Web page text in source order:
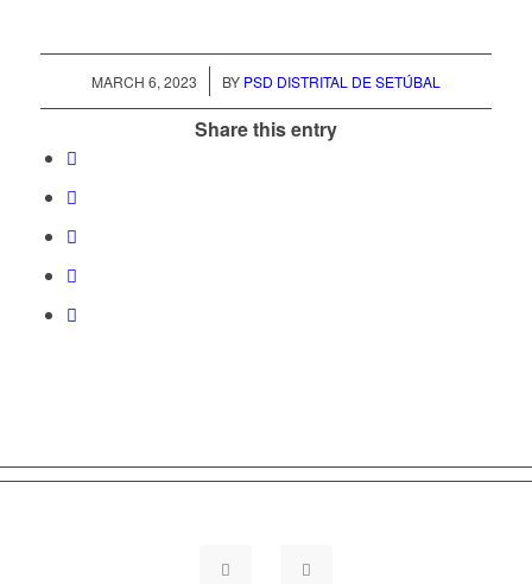
MARCH 6, 2023
/ BY PSD DISTRITAL DE SETÚBAL
Share this entry